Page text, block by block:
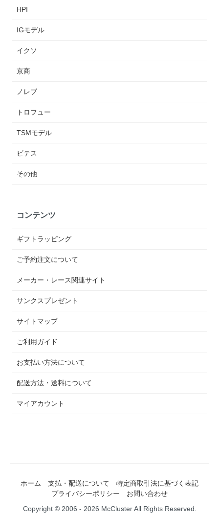
HPI
IGモデル
イクソ
京商
ノレブ
トロフュー
TSMモデル
ビテス
その他
コンテンツ
ギフトラッピング
ご予約注文について
メーカー・レース関連サイト
サンクスプレゼント
サイトマップ
ご利用ガイド
お支払い方法について
配送方法・送料について
マイアカウント
ホーム 支払・配送について
特定商取引法に基づく表記
プライバシーポリシー
お問い合わせ
Copyright © 2006 - 2026 McCluster All Rights Reserved.